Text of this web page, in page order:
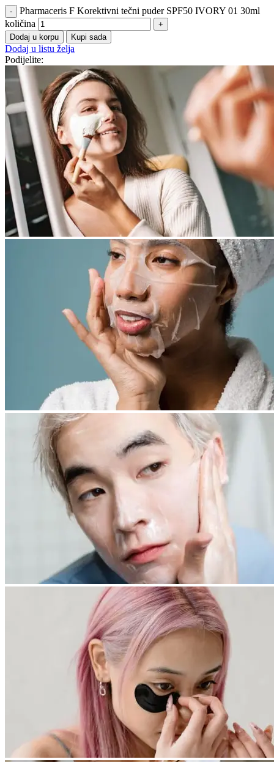
Pharmaceris F Korektivni tečni puder SPF50 IVORY 01 30ml
količina
Dodaj u korpu Kupi sada
Dodaj u listu želja
Podijelite: